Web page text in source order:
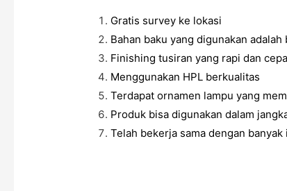
Gratis survey ke lokasi
Bahan baku yang digunakan
Finishing tusiran yang rapi dan
Menggunakan HPL berkualitas
Terdapat ornamen lampu yang
Produk bisa digunakan dalam
Telah bekerja sama dengan banyak